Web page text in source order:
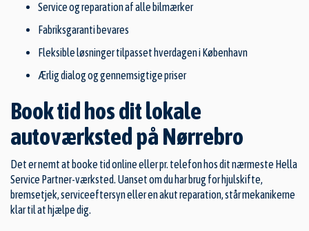
Service og reparation af alle bilmærker
Fabriksgaranti bevares
Fleksible løsninger tilpasset hverdagen i København
Ærlig dialog og gennemsigtige priser
Book tid hos dit lokale
autoværksted på Nørrebro
Det er nemt at booke tid online eller pr. telefon hos dit nærmeste Hella
Service Partner-værksted. Uanset om du har brug for hjulskifte,
bremsetjek, serviceeftersyn eller en akut reparation, står mekanikerne
klar til at hjælpe dig.